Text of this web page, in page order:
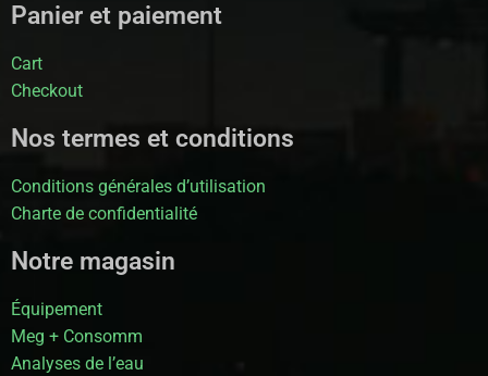
Panier et paiement
Cart
Checkout
Nos termes et conditions
Conditions générales d’utilisation
Charte de confidentialité
Notre magasin
Équipement
Meg + Consomm
Analyses de l’eau